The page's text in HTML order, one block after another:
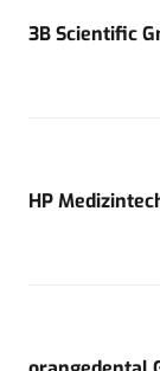
3B Scientific
HP